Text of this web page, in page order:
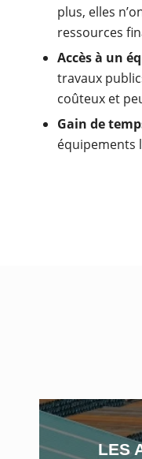
plus, elles
ressources
Accès à un
travaux
coûteux et
Gain de
équipements
LES